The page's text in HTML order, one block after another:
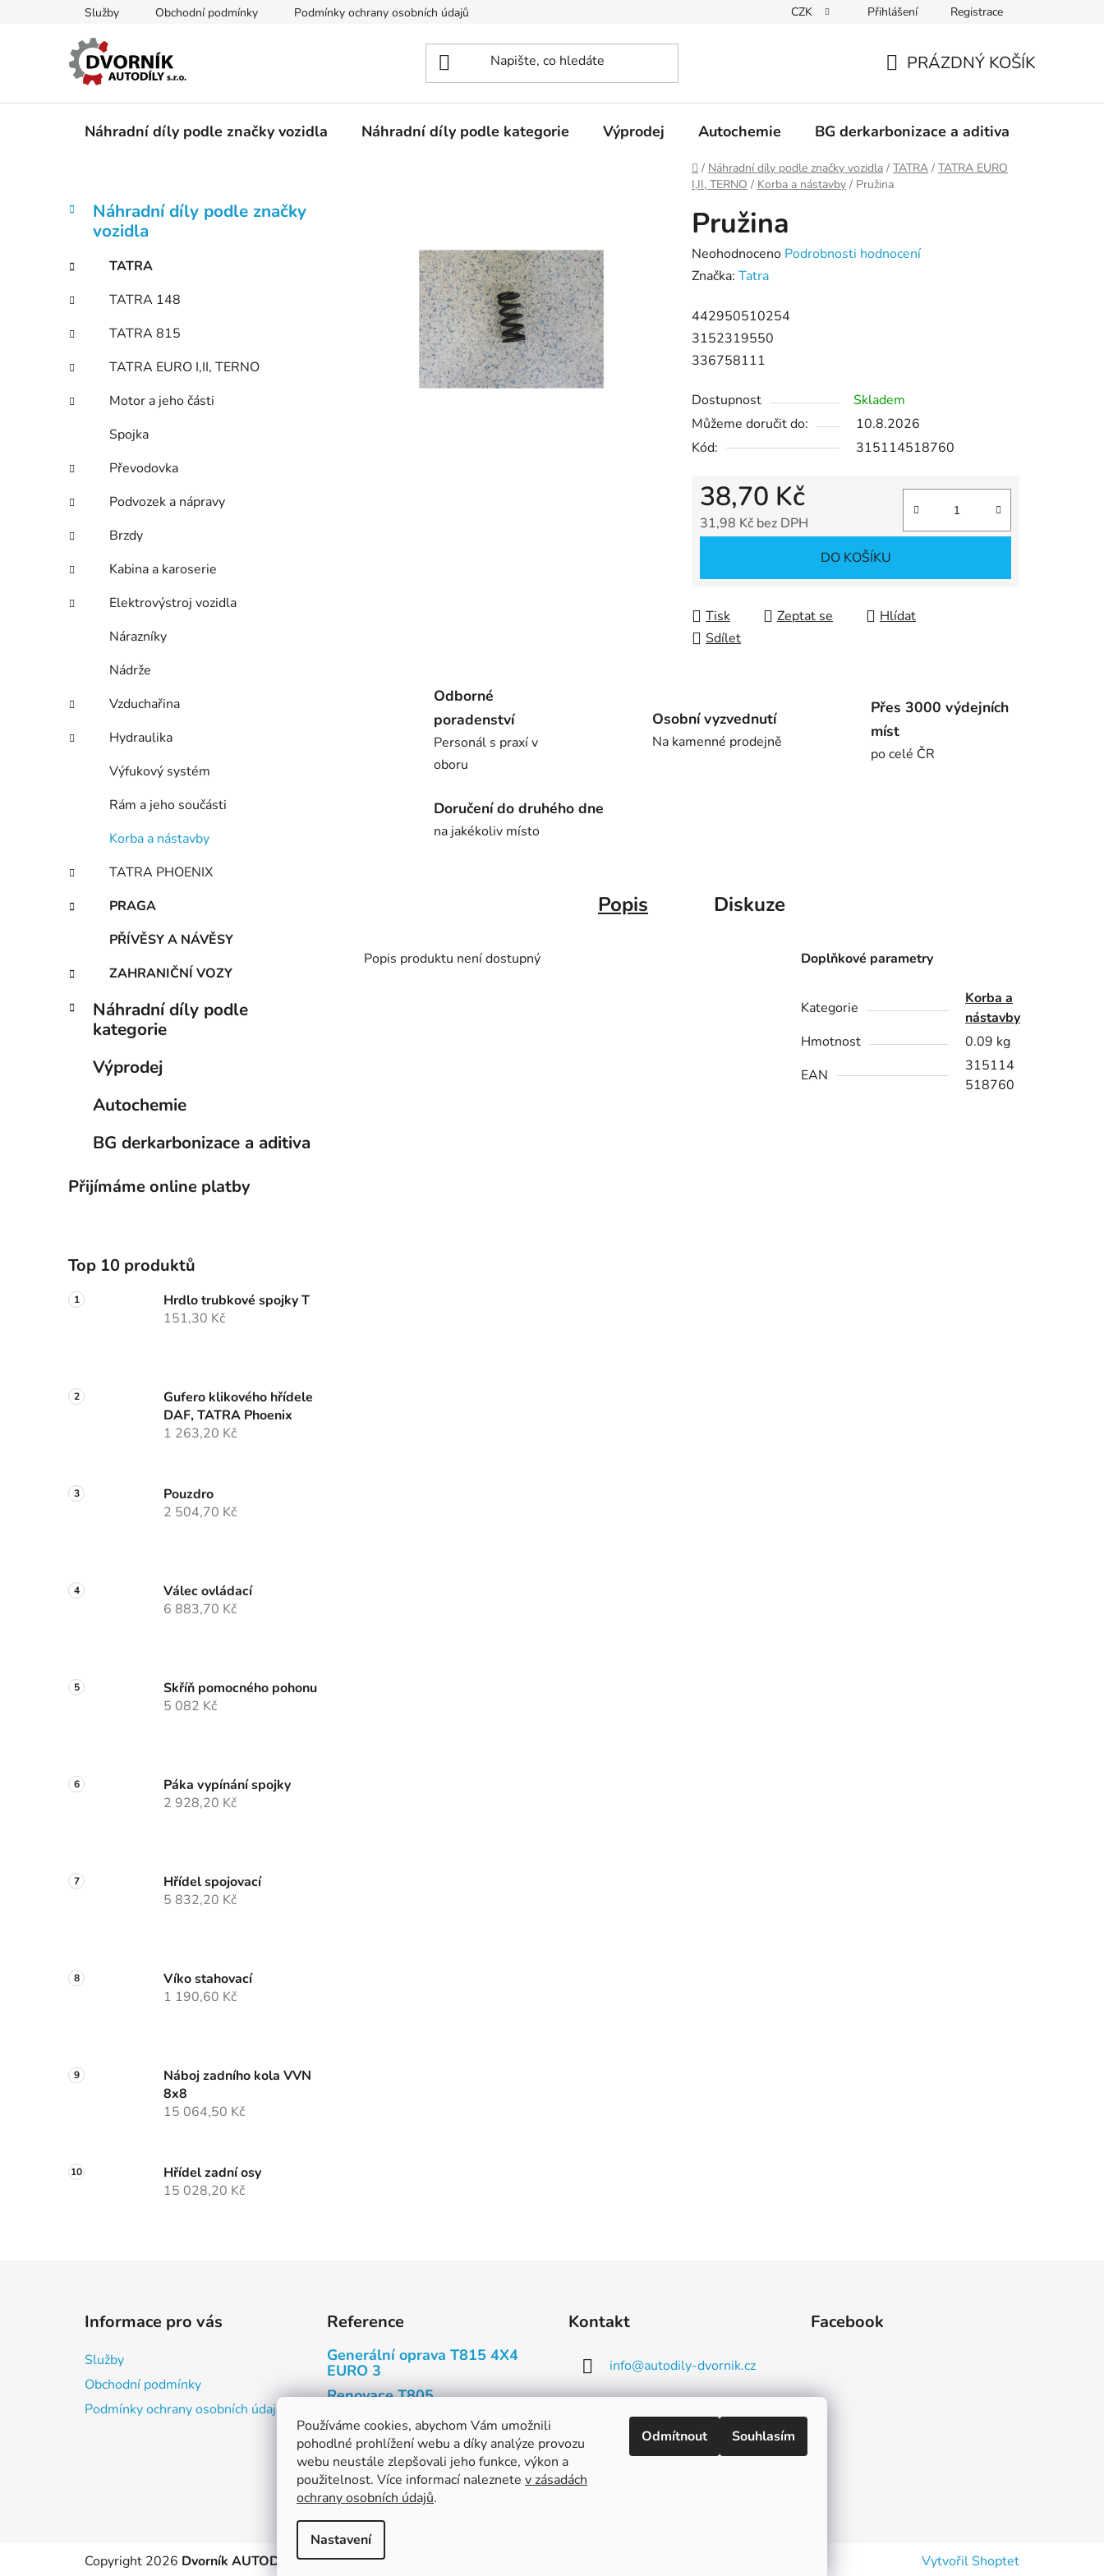
Používáme cookies, abychom Vám umožnili
pohodlné prohlížení webu a díky analýze provozu
webu neustále zlepšovali jeho funkce, výkon a
použitelnost. Více informací naleznete v zásadách
ochrany osobních údajů.
Nastavení
Odmítnout Souhlasím
Služby Obchodní podmínky Podmínky ochrany osobních údajů CZK Přihlášení Registrace
KOŠÍK
PRÁZDNÝ KOŠÍK
Náhradní díly podle značky vozidla Náhradní díly podle kategorie Výprodej Autochemie BG derkarbonizace a aditiva
Domů
/ Náhradní díly podle značky vozidla / TATRA / TATRA EURO
I,II, TERNO / Korba a nástavby / Pružina
P
t
a
n
í
p
e
l
Přeskočit
kategorie
K
a
g
r
i
e
Náhradní díly podle značky
vozidla
TATRA
TATRA 148
TATRA 815
TATRA EURO I,II, TERNO
Motor a jeho části
Spojka
Převodovka
Podvozek a nápravy
Brzdy
Kabina a karoserie
Elektrovýstroj vozidla
Nárazníky
Nádrže
Vzduchařina
Hydraulika
Výfukový systém
Rám a jeho součásti
Korba a nástavby
TATRA PHOENIX
PRAGA
PŘÍVĚSY A NÁVĚSY
ZAHRANIČNÍ VOZY
Náhradní díly podle
kategorie
Výprodej
Autochemie
BG derkarbonizace a aditiva
Přijímáme online platby
Top 10 produktů
Hrdlo trubkové spojky T
151,30 Kč
Gufero klikového hřídele
DAF, TATRA Phoenix
1 263,20 Kč
Pouzdro
2 504,70 Kč
Válec ovládací
6 883,70 Kč
Skříň pomocného pohonu
5 082 Kč
Páka vypínání spojky
2 928,20 Kč
Hřídel spojovací
5 832,20 Kč
Víko stahovací
1 190,60 Kč
Náboj zadního kola VVN
8x8
15 064,50 Kč
Hřídel zadní osy
15 028,20 Kč
Pružina
Průměrné
hodnocení
je
0,0
z
hvězdiček.
Neohodnoceno Podrobnosti hodnocení
Značka: Tatra
442950510254
3152319550
336758111
Dostupnost
Skladem
Můžeme doručit do:
10.8.2026
Kód:
315114518760
38,70 Kč
31,98 Kč bez DPH
DO KOŠÍKU
Tisk Zeptat se
Hlídat
Sdílet
Odborné
poradenství
Personál s praxí v
oboru
Osobní vyzvednutí
Na kamenné prodejně
Přes 3000 výdejních
míst
po celé ČR
Doručení do druhého dne
na jakékoliv místo
Popis Diskuze
Popis produktu není dostupný Doplňkové parametry
Kategorie
Korba a
nástavby
Hmotnost
0.09 kg
EAN
315114
518760
Informace pro vás
Služby
Obchodní podmínky
Podmínky ochrany osobních údajů
Reference
Generální oprava T815 4X4
EURO 3
Renovace T805
Renovace Tatry T603
Kabiny
Motory
Kontakt
info@autodily-dvornik.cz
739 660 721
Facebook
Vytvořil Shoptet
Copyright 2026 Dvorník AUTODÍLY s.r.o.. Všechna práva vyhrazena.